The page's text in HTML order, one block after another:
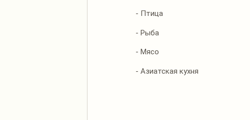
- Птица
- Рыба
- Мясо
- Азиатская кухня